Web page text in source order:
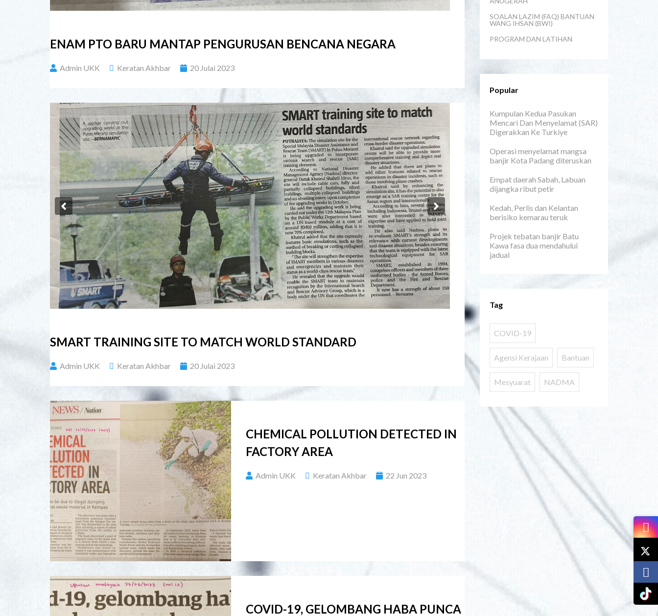
ENAM PTO BARU MANTAP PENGURUSAN BENCANA NEGARA
Admin UKK Keratan Akhbar 20 Julai 2023
Previous Next
SMART TRAINING SITE TO MATCH WORLD STANDARD
Admin UKK Keratan Akhbar 20 Julai 2023
CHEMICAL POLLUTION DETECTED IN
FACTORY AREA
Admin UKK Keratan Akhbar 22 Jun 2023
COVID-19, GELOMBANG HABA PUNCA
SOALAN LAZIM (FAQ) BANTUAN
WANG IHSAN (BWI)
PROGRAM DAN LATIHAN
Popular
Kumpulan Kedua Pasukan
Mencari Dan Menyelamat (SAR)
Digerakkan Ke Turkiye
Operasi menyelamat mangsa
banjir Kota Padang diteruskan
Empat daerah Sabah, Labuan
dijangka ribut petir
Kedah, Perlis dan Kelantan
berisiko kemarau teruk
Projek tebatan banjir Batu
Kawa fasa dua mendahului
jadual
Tag
COVID-19
Agensi Kerajaan Bantuan
Mesyuarat NADMA